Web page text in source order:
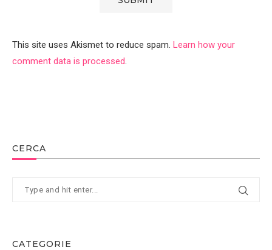
This site uses Akismet to reduce spam. Learn how your
comment data is processed.
CERCA
CATEGORIE